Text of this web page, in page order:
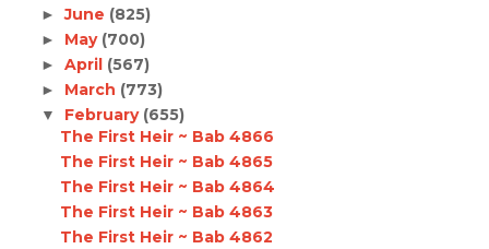
►June (825)
► May (700)
► April (567)
► March (773)
▼ February (655)
The First Heir ~ Bab 4866
The First Heir ~ Bab 4865
The First Heir ~ Bab 4864
The First Heir ~ Bab 4863
The First Heir ~ Bab 4862